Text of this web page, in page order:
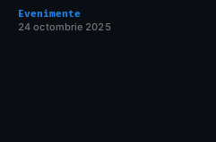
Evenimente
24 octombrie 2025